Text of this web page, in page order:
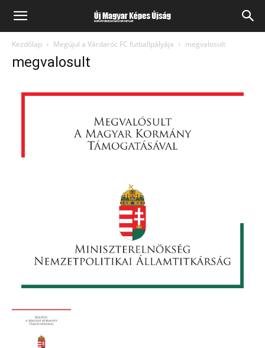
Kezdőlap Megújul a Várdaróc FC futballpályája megvalosult
megvalosult